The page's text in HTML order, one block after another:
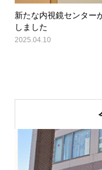
新たな内視鏡センター
しました
2025.04.10